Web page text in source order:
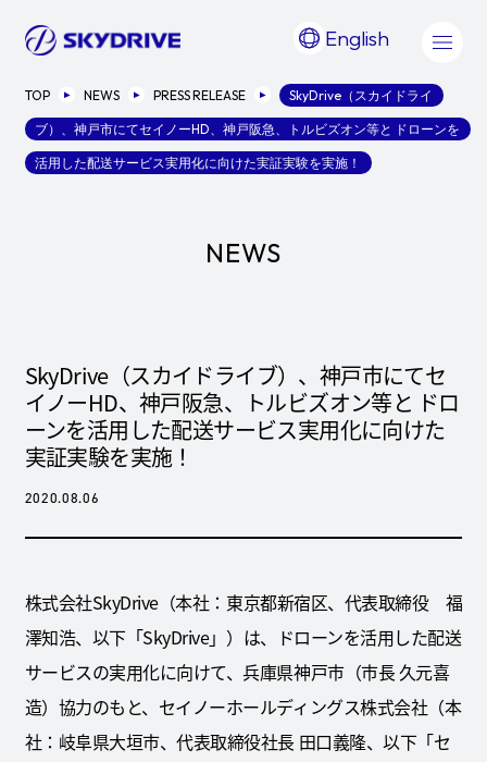
English
TOP NEWS PRESS RELEASE SkyDrive（スカイドライ
ブ）、神戸市にてセイノーHD、神戸阪急、トルビズオン等と ドローンを
活用した配送サービス実用化に向けた実証実験を実施！
NEWS
SkyDrive（スカイドライブ）、神戸市にてセ
イノーHD、神戸阪急、トルビズオン等と ドロ
ーンを活用した配送サービス実用化に向けた
実証実験を実施！
2020.08.06
株式会社SkyDrive（本社：東京都新宿区、代表取締役 福
澤知浩、以下「SkyDrive」）は、ドローンを活用した配送
サービスの実用化に向けて、兵庫県神戸市（市長 久元喜
造）協力のもと、セイノーホールディングス株式会社（本
社：岐阜県大垣市、代表取締役社長 田口義隆、以下「セ